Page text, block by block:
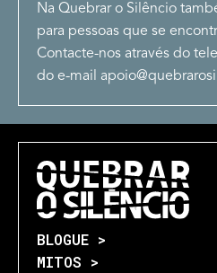
Na Quebrar o Silêncio
para pessoas que se
Contacte-nos através do
do e-mail
BLOGUE >
MITOS >